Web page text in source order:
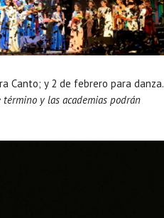
Canto; y 2 de febrero para danza.
y las academias podrán